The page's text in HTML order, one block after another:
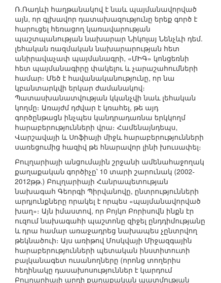
Ռ.Ռադևի հաղթանակով է նաև պայմանավորված
այն, որ գլխավոր դատախազությունը երեք գործ է
հարուցել հեռացող կառավարության
պաշտպանության նախարար Նիկոլայ Նենչևի դեմ.
լեհական ռազմական նախարարության հետ
անիրավաչափ պայմանագրի, «ՄԻԳ» կոնցեռնի
հետ պայմանագիրը փակելու և չարաշահումների
համար։ Մեծ է հավանականությունը, որ նա
կբանտարկվի երկար ժամանակով։
Պատասխանատվության կկանչվի նաև լեհական
կողմը։ Առայժմ դժվար է կռահել, թե այդ
գործընթացն ինչպես կանդրադառնա երկկողմ
հարաբերությունների վրա։ Համենայնդեպս,
Վարշավայի և Սոֆիայի միջև հարաբերությունների
սառեցումից հազիվ թե հնարավոր լինի խուսափել։
Բուլղարիայի անցումային շրջանի ամենահաջողակ
քաղաքական գործիչը՝ 10 տարի շարունակ (2002-
2012թթ.) Բուլղարիայի Հանրապետության
նախագահ Գեորգի Պիրվանովը, ընտրությունների
արդյունքները որակել է որպես «պայմանավորված
խաղ»։ Այն իմաստով, որ Բոյկո Բորիսովն ինքն էր
ուզում նախագահի պաշտոնը զիջել ընդդիմությանը
և դրա համար առաջադրեց նախապես չընտրվող
թեկնածուի։ Այս առիթով Մոսկվայի Միջազգային
հարաբերությունների պետական ինստիտուտի
բալկանագետ ուսանողները (որոնց տողերիս
հեղինակը դասախոսություններ է կարդում
Բուլղարիայի արդի քաղաքական պատմության